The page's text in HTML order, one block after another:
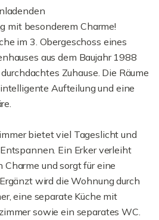
mit besonderem Charme!
im 3. Obergeschoss eines
aus dem Baujahr 1988
Zuhause. Die Räume
Aufteilung und eine
bietet viel Tageslicht und
Ein Erker verleiht
Charme und sorgt für eine
wird die Wohnung durch
eine separate Küche mit
sowie ein separates WC.